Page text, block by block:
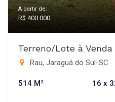
A partir de:
R$ 400.000
Terreno/Lote à Venda
Rau, Jaraguá do Sul-SC
514 M² 16 x